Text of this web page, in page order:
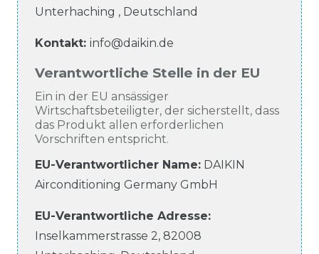
Unterhaching , Deutschland
Kontakt: info@daikin.de
Verantwortliche Stelle in der EU
Ein in der EU ansässiger
Wirtschaftsbeteiligter, der sicherstellt, dass
das Produkt allen erforderlichen
Vorschriften entspricht.
EU-Verantwortlicher Name: DAIKIN
Airconditioning Germany GmbH
EU-Verantwortliche Adresse:
Inselkammerstrasse 2, 82008